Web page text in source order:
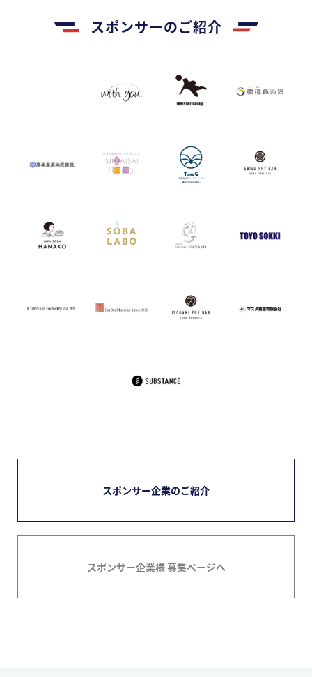
スポンサーのご紹介
スポンサー企業のご紹介
スポンサー企業様 募集ページへ